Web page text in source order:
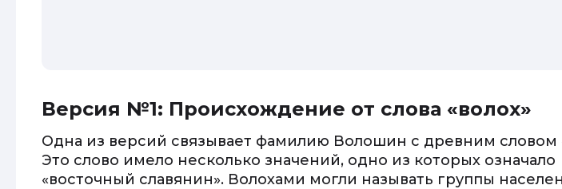
Версия №1: Происхождение от слова «волох»
Одна из версий связывает фамилию Волошин с древним словом
Это слово имело несколько значений, одно из которых означало
«восточный славянин». Волохами могли называть группы